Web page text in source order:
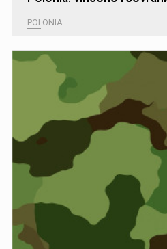
POLONIA